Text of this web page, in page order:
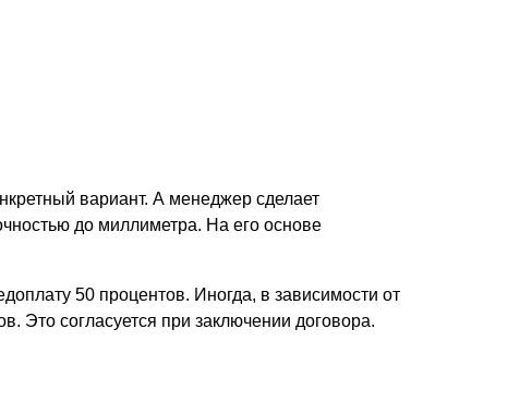
вариант. А менеджер сделает
до миллиметра. На его основе
50 процентов. Иногда, в зависимости от
Это согласуется при заключении договора.